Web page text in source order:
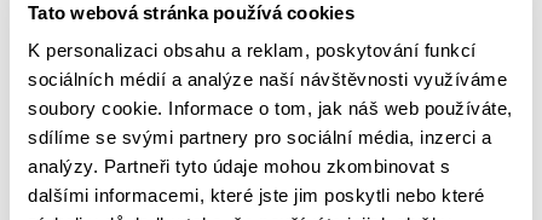
Tato webová stránka používá cookies
K personalizaci obsahu a reklam, poskytování funkcí
sociálních médií a analýze naší návštěvnosti využíváme
soubory cookie. Informace o tom, jak náš web používáte,
sdílíme se svými partnery pro sociální média, inzerci a
analýzy. Partneři tyto údaje mohou zkombinovat s
dalšími informacemi, které jste jim poskytli nebo které
Město
PSČ
Stát